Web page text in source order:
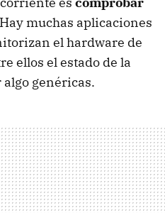
muchas aplicaciones
el hardware de
ellos el estado de la
genéricas.